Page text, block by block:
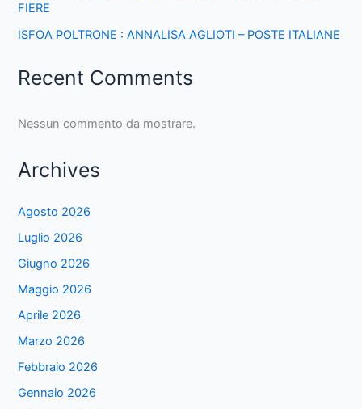
FIERE
ISFOA POLTRONE : ANNALISA AGLIOTI – POSTE ITALIANE
Recent Comments
Nessun commento da mostrare.
Archives
Agosto 2026
Luglio 2026
Giugno 2026
Maggio 2026
Aprile 2026
Marzo 2026
Febbraio 2026
Gennaio 2026